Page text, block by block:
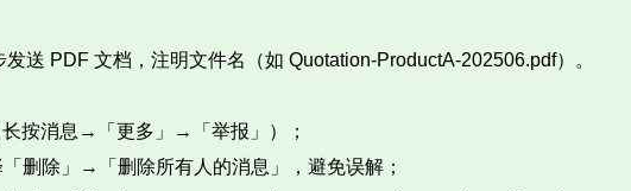
送 PDF 文档，注明文件名（如 Quotation-ProductA-202506.pdf）。​
按消息→「更多」→「举报」）；​
删除」→「删除所有人的消息」，避免误解；​